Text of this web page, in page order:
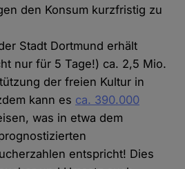
den Konsum kurzfristig zu
Stadt Dortmund erhält
nur für 5 Tage!) ca. 2,5 Mio.
der freien Kultur in
kann es ca. 390.000
was in etwa dem
entspricht! Dies